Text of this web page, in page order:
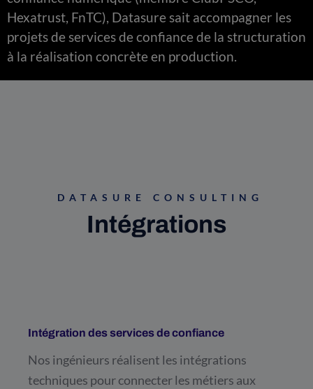
Hexatrust, FnTC), Datasure sait accompagner les
projets de services de confiance de la structuration
à la réalisation concrète en production.
DATASURE CONSULTING
Intégrations
Intégration des services de confiance
Nos ingénieurs réalisent les intégrations
techniques pour connecter les métiers aux